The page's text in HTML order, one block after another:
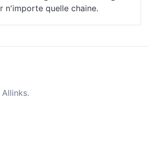
n'importe quelle chaine.